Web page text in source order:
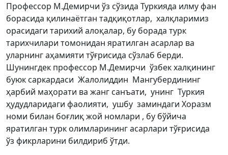
Профессор М.Демирчи ўз сўзида Туркияда илму фан
борасида қилинаётган тадқиқотлар, халқларимиз
орасидаги тарихий алоқалар, бу борада турк
тарихчилари томонидан яратилган асарлар ва
уларнинг аҳамияти тўғрисида сўзлаб берди.
Шунингдек профессор М.Демирчи ўзбек халқининг
буюк саркардаси Жалолиддин Мангубердининг
ҳарбий маҳорати ва жанг санъати, унинг Туркия
ҳудудларидаги фаолияти, ушбу заминдаги Хоразм
номи билан боғлиқ жой номлари , бу бўйича
яратилган турк олимларининг асарлари тўғрисида
ўз фикрларини билдириб ўтди.